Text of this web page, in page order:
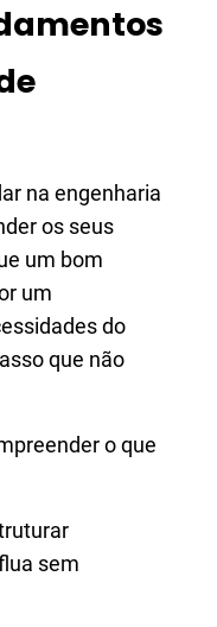
na engenharia
os seus
um bom
um
do
que não
o que
sem